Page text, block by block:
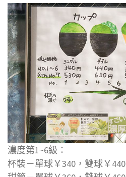
濃度第1~6級：
杯裝－單球￥340，雙球￥440